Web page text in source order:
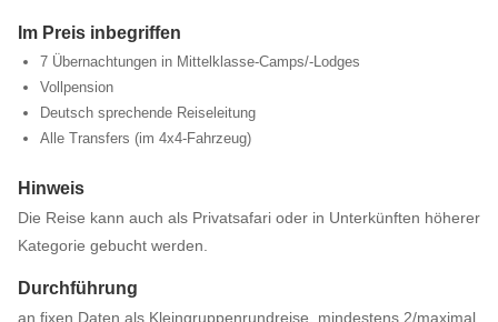
Im Preis inbegriffen
7 Übernachtungen in Mittelklasse-Camps/-Lodges
Vollpension
Deutsch sprechende Reiseleitung
Alle Transfers (im 4x4-Fahrzeug)
Hinweis
Die Reise kann auch als Privatsafari oder in Unterkünften höherer
Kategorie gebucht werden.
Durchführung
an fixen Daten als Kleingruppenrundreise, mindestens 2/maximal